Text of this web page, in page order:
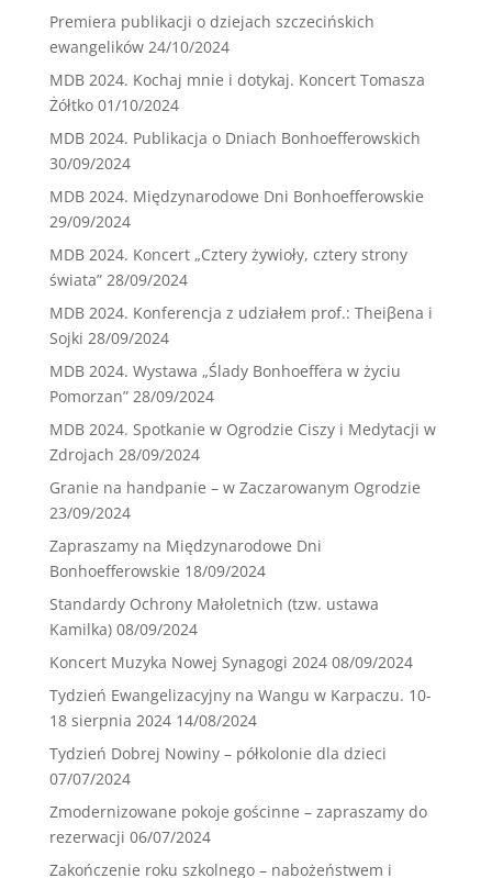
Premiera publikacji o dziejach szczecińskich
ewangelików 24/10/2024
MDB 2024. Kochaj mnie i dotykaj. Koncert Tomasza
Żółtko 01/10/2024
MDB 2024. Publikacja o Dniach Bonhoefferowskich
30/09/2024
MDB 2024. Międzynarodowe Dni Bonhoefferowskie
29/09/2024
MDB 2024. Koncert „Cztery żywioły, cztery strony
świata” 28/09/2024
MDB 2024. Konferencja z udziałem prof.: Theiβena i
Sojki 28/09/2024
MDB 2024. Wystawa „Ślady Bonhoeffera w życiu
Pomorzan” 28/09/2024
MDB 2024. Spotkanie w Ogrodzie Ciszy i Medytacji w
Zdrojach 28/09/2024
Granie na handpanie – w Zaczarowanym Ogrodzie
23/09/2024
Zapraszamy na Międzynarodowe Dni
Bonhoefferowskie 18/09/2024
Standardy Ochrony Małoletnich (tzw. ustawa
Kamilka) 08/09/2024
Koncert Muzyka Nowej Synagogi 2024 08/09/2024
Tydzień Ewangelizacyjny na Wangu w Karpaczu. 10-
18 sierpnia 2024 14/08/2024
Tydzień Dobrej Nowiny – półkolonie dla dzieci
07/07/2024
Zmodernizowane pokoje gościnne – zapraszamy do
rezerwacji 06/07/2024
Zakończenie roku szkolnego – nabożeństwem i